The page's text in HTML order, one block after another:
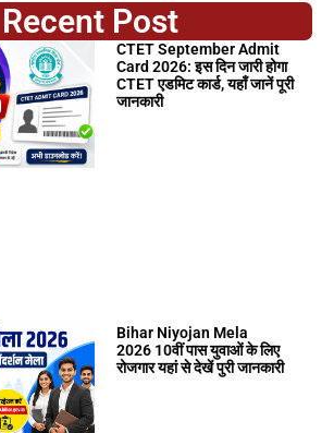
Recent Post
CTET September Admit
Card 2026: इस दिन जारी होगा
CTET एडमिट कार्ड, यहाँ जानें पूरी
जानकारी
Bihar Niyojan Mela
2026 10वीं पास युवाओं के लिए
रोजगार यहां से देखें पुरी जानकारी